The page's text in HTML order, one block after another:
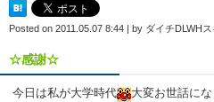
Posted on 2011.05.07 8:44 | by ダイチDLWH
☆感謝☆
今日は私が大学時代
大変お世話に